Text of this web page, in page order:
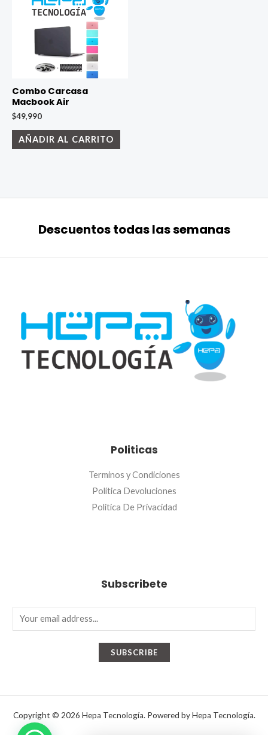
Combo Carcasa
Macbook Air
$49,990
AÑADIR AL CARRITO
Descuentos todas las semanas
Politicas
Terminos y Condiciones
Política Devoluciones
Politica De Privacidad
Subscribete
m
*
SUBSCRIBE
Copyright © 2026 Hepa Tecnología. Powered by Hepa Tecnología.